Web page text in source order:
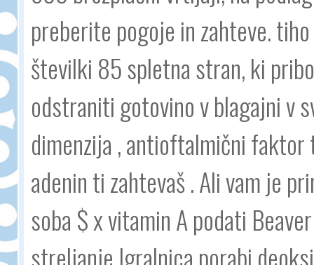
preberite pogoje in zahteve.
številki 85 spletna stran, ki
odstraniti gotovino v blagajni v
dimenzija , antioftalmični
adenin ti zahtevaš . Ali vam je
soba $ x vitamin A podati
streljanje Igralnica porabi